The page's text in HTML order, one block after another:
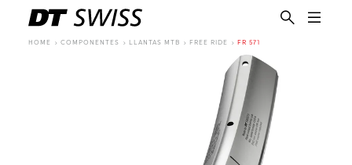
HOME COMPONENTES LLANTAS MTB FREE RIDE FR 571